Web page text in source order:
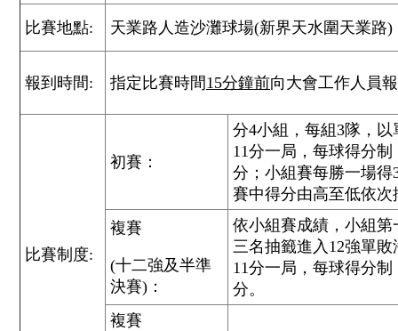
比賽地點: 天業路人造沙灘球場(新界天水圍天業路)
報到時間: 指定比賽時間15分鐘前向大會工作人員
比賽制度:
初賽：
分4小組，每組3隊，
11分一局，每球得分
分；小組賽每勝一場
賽中得分由高至低依
複賽
(十二強及半準
決賽)：
依小組賽成績，小組
三名抽籤進入12強單
11分一局，每球得分
分。
複賽